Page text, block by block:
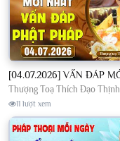
Thượng Toạ Thích Đạo Thịnh
11 lượt xem